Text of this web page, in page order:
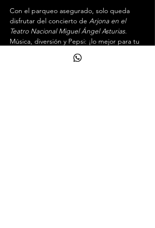
Con el parqueo asegurado, solo queda
disfrutar del concierto de Arjona en el
Teatro Nacional Miguel Ángel Asturias.
Música, diversión y Pepsi: ¡lo mejor para tu